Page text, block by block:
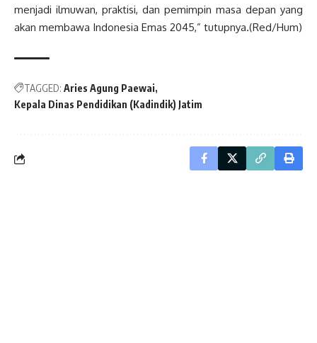
menjadi ilmuwan, praktisi, dan pemimpin masa depan yang
akan membawa Indonesia Emas 2045,” tutupnya.(Red/Hum)
TAGGED: Aries Agung Paewai
Kepala Dinas Pendidikan (Kadindik) Jatim